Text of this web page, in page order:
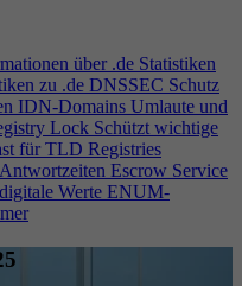
über .de Statistiken
zu .de DNSSEC Schutz
IDN-Domains Umlaute und
Lock Schützt wichtige
für TLD Registries
Escrow Service
Werte ENUM-